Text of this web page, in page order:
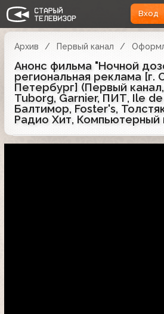
Вход
Архив Первый канал
Анонс фильма "Ночной
региональная реклама [г.
Петербург] (Первый
Tuborg, Garnier, ПИТ, Ile
Балтимор, Foster's,
Радио Хит, Компьютерный